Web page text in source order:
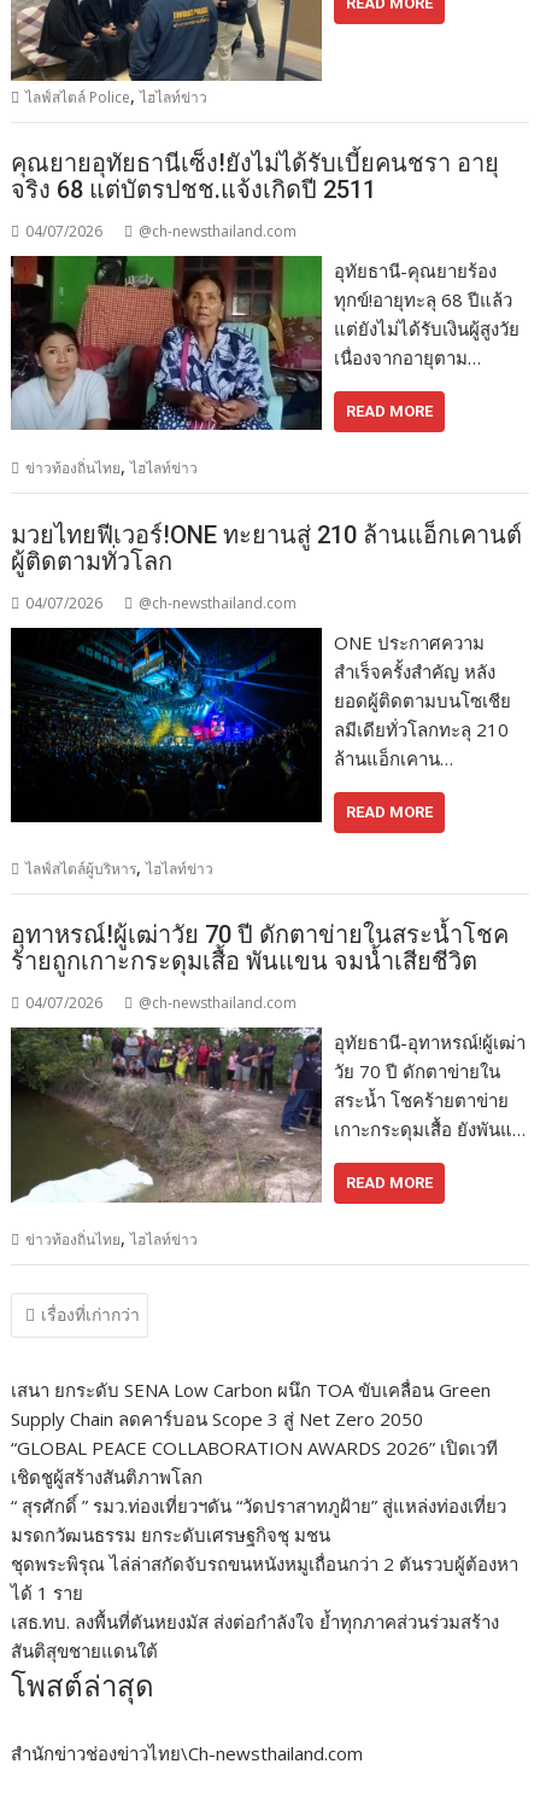
ไลฟ์สไตล์ Police,ไฮไลท์ข่าว
คุณยายอุทัยธานีเซ็ง!ยังไม่ได้รับเบี้ยคนชรา อายุ
จริง 68 แต่บัตรปชช.แจ้งเกิดปี 2511
04/07/2026 @ch-newsthailand.com
อุทัยธานี-คุณยายร้อง
ทุกข์!อายุทะลุ 68 ปีแล้ว
แต่ยังไม่ได้รับเงินผู้สูงวัย
เนื่องจากอายุตาม…
READ MORE
ข่าวท้องถิ่นไทย,ไฮไลท์ข่าว
มวยไทยฟีเวอร์!ONE ทะยานสู่ 210 ล้านแอ็กเคานต์
ผู้ติดตามทั่วโลก
04/07/2026 @ch-newsthailand.com
ONE ประกาศความ
สำเร็จครั้งสำคัญ หลัง
ยอดผู้ติดตามบนโซเชีย
ลมีเดียทั่วโลกทะลุ 210
ล้านแอ็กเคาน…
READ MORE
ไลฟ์สไตล์ผู้บริหาร,ไฮไลท์ข่าว
อุทาหรณ์!ผู้เฒ่าวัย 70 ปี ดักตาข่ายในสระน้ำโชค
ร้ายถูกเกาะกระดุมเสื้อ พันแขน จมน้ำเสียชีวิต
04/07/2026 @ch-newsthailand.com
อุทัยธานี-อุทาหรณ์!ผู้เฒ่า
วัย 70 ปี ดักตาข่ายใน
สระน้ำ โชคร้ายตาข่าย
เกาะกระดุมเสื้อ ยังพันแ…
READ MORE
ข่าวท้องถิ่นไทย,ไฮไลท์ข่าว
แนะแนว
เรื่อง
เรื่องที่เก่ากว่า
เสนา ยกระดับ SENA Low Carbon ผนึก TOA ขับเคลื่อน Green
Supply Chain ลดคาร์บอน Scope 3 สู่ Net Zero 2050
“GLOBAL PEACE COLLABORATION AWARDS 2026” เปิดเวที
เชิดชูผู้สร้างสันติภาพโลก
“ สุรศักดิ์ ” รมว.ท่องเที่ยวฯดัน “วัดปราสาทภูฝ้าย” สู่แหล่งท่องเที่ยว
มรดกวัฒนธรรม ยกระดับเศรษฐกิจชุ มชน
ชุดพระพิรุณ ไล่ล่าสกัดจับรถขนหนังหมูเถื่อนกว่า 2 ตันรวบผู้ต้องหา
ได้ 1 ราย
เสธ.ทบ. ลงพื้นที่ตันหยงมัส ส่งต่อกำลังใจ ย้ำทุกภาคส่วนร่วมสร้าง
สันติสุขชายแดนใต้
โพสต์ล่าสุด
สำนักข่าวช่องข่าวไทย\Ch-newsthailand.com